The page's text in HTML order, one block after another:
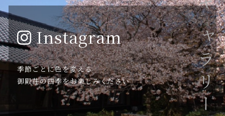
Instagram ギャラリー
季節ごとに色を変える
御殿荘の四季をお楽しみください